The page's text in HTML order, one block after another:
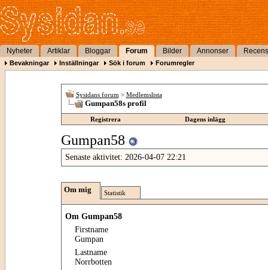
Nyheter Artiklar Bloggar Forum Bilder Annonser
Bevakningar Inställningar Sök i forum Forumregler
Sysidans forum > Medlemslista
Gumpan58s profil
Registrera Dagens inlägg
Gumpan58
Senaste aktivitet: 2026-04-07 22:21
Om mig Statistik
Om Gumpan58
Firstname
Gumpan
Lastname
Norrbotten